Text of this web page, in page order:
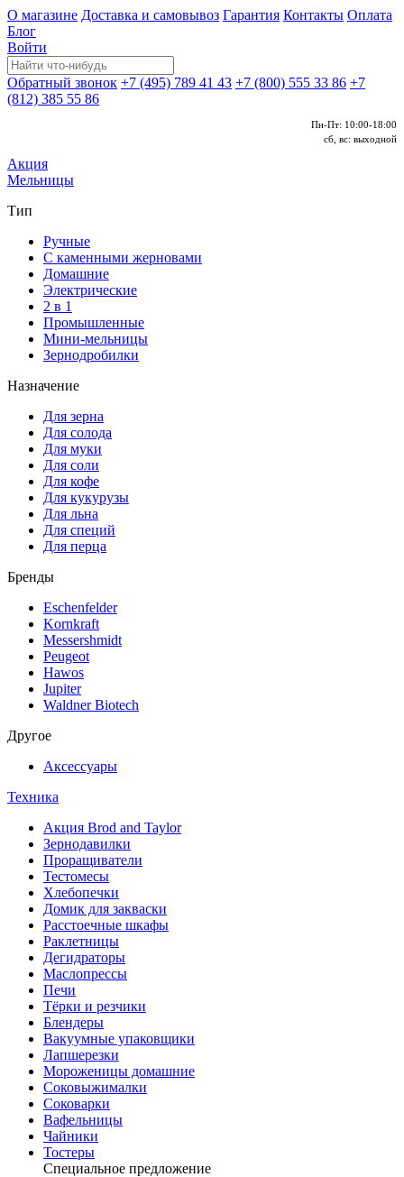
О магазине Доставка и самовывоз Гарантия Контакты Оплата
Блог
Войти
Обратный звонок +7 (495) 789 41 43 +7 (800) 555 33 86 +7
(812) 385 55 86
Пн-Пт: 10:00-18:00
сб, вс: выходной
Акция
Мельницы
Тип
Ручные
С каменными жерновами
Домашние
Электрические
2 в 1
Промышленные
Мини-мельницы
Зернодробилки
Назначение
Для зерна
Для солода
Для муки
Для соли
Для кофе
Для кукурузы
Для льна
Для специй
Для перца
Бренды
Eschenfelder
Kornkraft
Messershmidt
Peugeot
Hawos
Jupiter
Waldner Biotech
Другое
Аксессуары
Техника
Акция Brod and Taylor
Зернодавилки
Проращиватели
Тестомесы
Хлебопечки
Домик для закваски
Расстоечные шкафы
Раклетницы
Дегидраторы
Маслопрессы
Печи
Тёрки и резчики
Блендеры
Вакуумные упаковщики
Лапшерезки
Мороженицы домашние
Соковыжималки
Соковарки
Вафельницы
Чайники
Тостеры
Специальное предложение